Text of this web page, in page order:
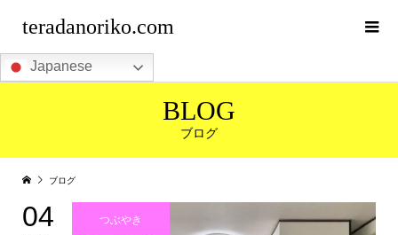
teradanoriko.com
Japanese
BLOG
ブログ
ブログ
04 つぶやき